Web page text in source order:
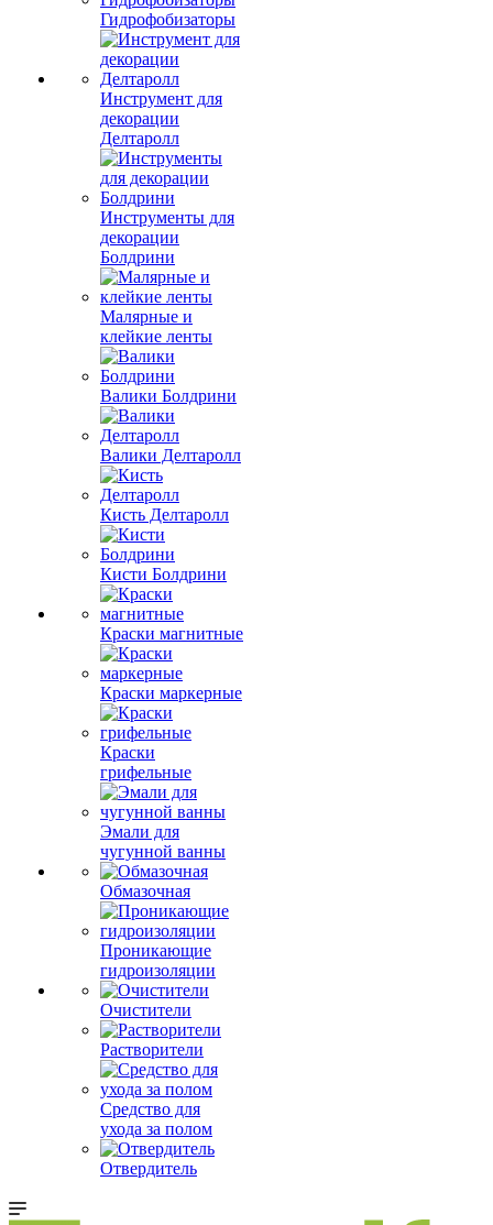
Гидрофобизаторы
Инструмент для
декорации
Делтаролл
Инструменты для
декорации
Болдрини
Малярные и
клейкие ленты
Валики Болдрини
Валики Делтаролл
Кисть Делтаролл
Кисти Болдрини
Краски магнитные
Краски маркерные
Краски
грифельные
Эмали для
чугунной ванны
Обмазочная
Проникающие
гидроизоляции
Очистители
Растворители
Средство для
ухода за полом
Отвердитель